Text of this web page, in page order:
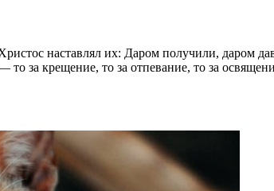
наставлял их: Даром получили, даром
то за крещение, то за отпевание, то за